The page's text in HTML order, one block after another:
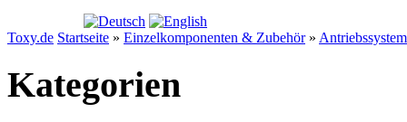
Toxy.de Startseite » Einzelkomponenten & Zubehör»
Kategorien